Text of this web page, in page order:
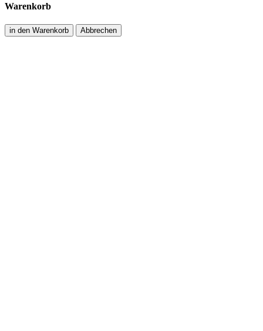
Warenkorb
in den Warenkorb Abbrechen